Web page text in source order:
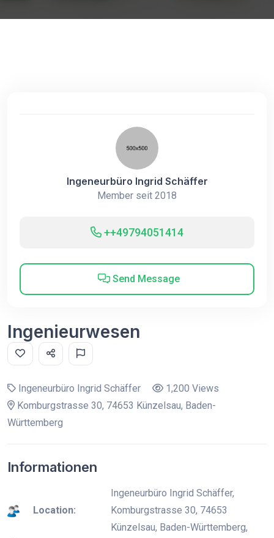
Ingeneurbüro Ingrid Schäffer
Member seit 2018
++49794051414
Send Message
Ingenieurwesen
Ingeneurbüro Ingrid Schäffer
1,200 Views
Komburgstrasse 30, 74653 Künzelsau, Baden-
Württemberg
Informationen
Location:
Ingeneurbüro Ingrid Schäffer,
Komburgstrasse 30, 74653
Künzelsau, Baden-Württemberg,